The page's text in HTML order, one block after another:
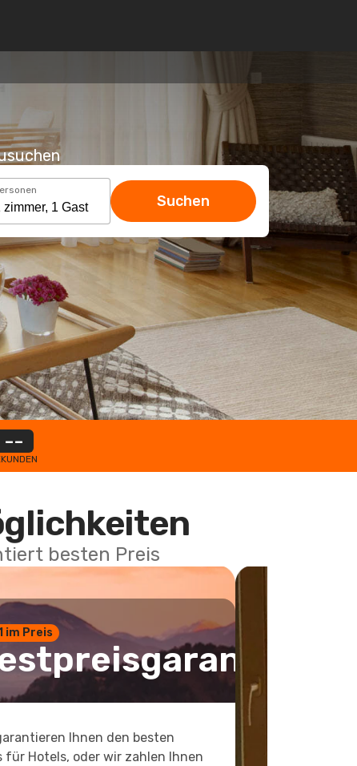
Suchen
--
besten Preis
im Preis
Ihnen den besten
für Hotels, oder wir zahlen Ihnen